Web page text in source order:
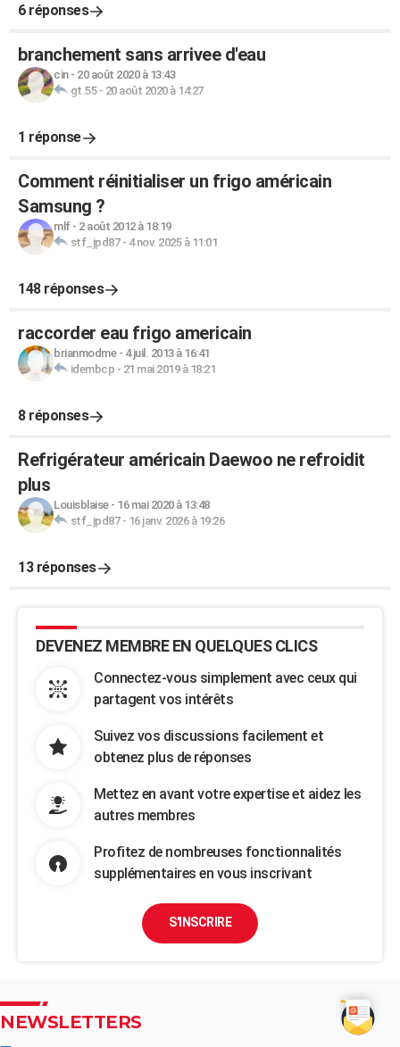
6 réponses
branchement sans arrivee d'eau
cin- 20 août 2020 à 13:43
gt.55- 20 août 2020 à 14:27
1 réponse
Comment réinitialiser un frigo américain
Samsung ?
mlf- 2 août 2012 à 18:19
stf_jpd87- 4 nov. 2025 à 11:01
148 réponses
raccorder eau frigo americain
brianmodme- 4 juil. 2013 à 16:41
idembcp - 21 mai 2019 à 18:21
8 réponses
Refrigérateur américain Daewoo ne refroidit
plus
Louisblaise- 16 mai 2020 à 13:48
stf_jpd87- 16 janv. 2026 à 19:26
13 réponses
DEVENEZ MEMBRE EN QUELQUES CLICS
Connectez-vous simplement avec ceux qui
partagent vos intérêts
Suivez vos discussions facilement et
obtenez plus de réponses
Mettez en avant votre expertise et aidez les
autres membres
Profitez de nombreuses fonctionnalités
supplémentaires en vous inscrivant
S'INSCRIRE
NEWSLETTERS